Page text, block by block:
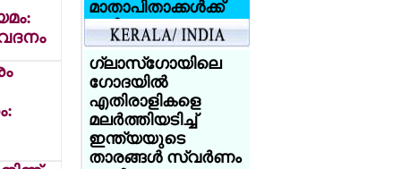
മാതാപിതാക്കള്‍ക്ക്
വലിയ
ആഘാതമായി:
സണ്ണി ലിയോണ്‍
ആസിഡ്
ആക്രമണത്തെ
അതിജീവിച്ച
ഇന്ത്യക്കാരിക്ക്
ഗ്ലാസ്‌ഗോയിലെ
ഗോദയില്‍
എതിരാളികളെ
മലര്‍ത്തിയടിച്ച്
ഇന്ത്യയുടെ
താരങ്ങള്‍ സ്വര്‍ണം